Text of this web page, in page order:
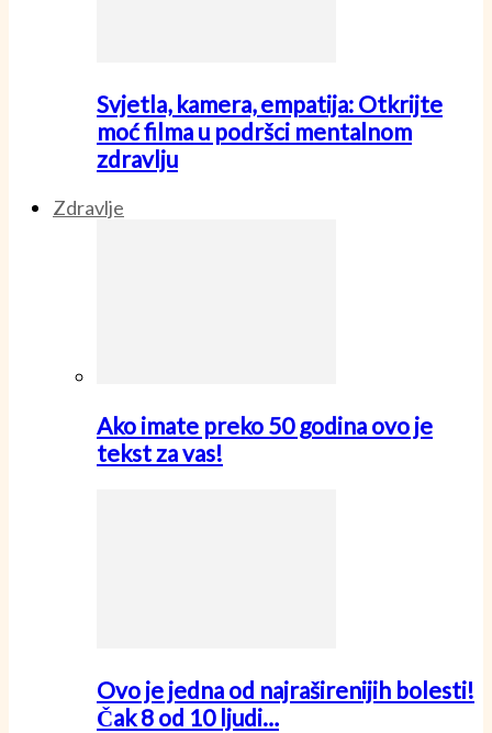
Svjetla, kamera, empatija: Otkrijte
moć filma u podršci mentalnom
zdravlju
Zdravlje
Ako imate preko 50 godina ovo je
tekst za vas!
Ovo je jedna od najraširenijih bolesti!
Čak 8 od 10 ljudi…